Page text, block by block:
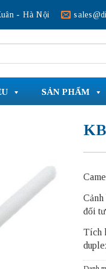
- Hà Nội
SẢN PHẨM
Cảnh
đối
Tích